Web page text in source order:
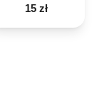
15 zł